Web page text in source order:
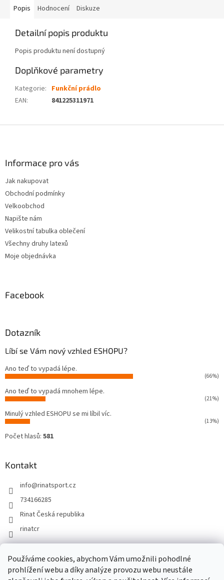
Používáme cookies, abychom Vám umožnili pohodlné
prohlížení webu a díky analýze provozu webu neustále
Popis Hodnocení Diskuze
Detailní popis produktu
Popis produktu není dostupný
Doplňkové parametry
Kategorie: Funkční prádlo
EAN: 841225311971
Informace pro vás
Jak nakupovat
Obchodní podmínky
Velkoobchod
Napište nám
Velikostní tabulka oblečení
Všechny druhy latexů
Moje objednávka
Facebook
Dotazník
Líbí se Vám nový vzhled ESHOPU?
Ano teď to vypadá lépe.
(66%)
Ano teď to vypadá mnohem lépe.
(21%)
Minulý vzhled ESHOPU se mi líbil víc.
(13%)
Počet hlasů: 581
Kontakt
info@rinatsport.cz
734166285
Rinat Česká republika
rinatcr
Rinat Europe www.sport4outlet.cz